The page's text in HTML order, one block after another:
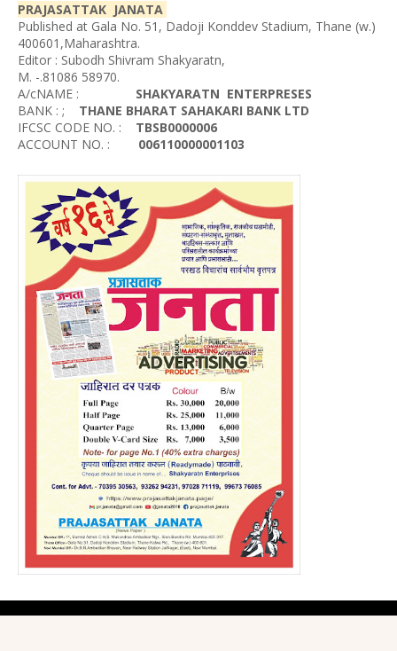
PRAJASATTAK JANATA
Published at Gala No. 51, Dadoji Konddev Stadium, Thane (w.)
400601,Maharashtra.
Editor : Subodh Shivram Shakyaratn,
M. -.81086 58970.
A/cNAME : SHAKYARATN ENTERPRESES
BANK : ; THANE BHARAT SAHAKARI BANK LTD
IFCSC CODE NO. : TBSB0000006
ACCOUNT NO. : 006110000001103